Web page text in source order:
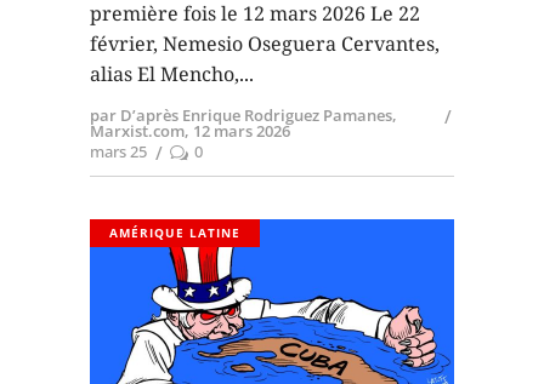
première fois le 12 mars 2026 Le 22
février, Nemesio Oseguera Cervantes,
alias El Mencho,
par D’après Enrique Rodriguez Pamanes,
Marxist.com, 12 mars 2026
mars 25
0
AMÉRIQUE LATINE